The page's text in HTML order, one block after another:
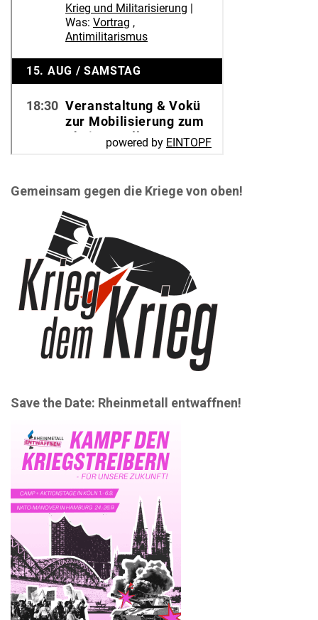
Gemeinsam gegen die Kriege von oben!
Save the Date: Rheinmetall entwaffnen!